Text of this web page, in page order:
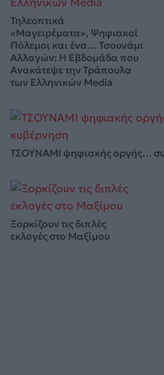
Τηλεοπτικά
«Μαγειρέματα», Ψηφιακοί
Πόλεμοι και ένα… Τσουνάμι
Αλλαγών: Η Εβδομάδα που
Ανακάτεψε την Τράπουλα
των Ελληνικών Media
ΤΣΟΥΝΑΜΙ ψηφιακής οργής…
Ξορκίζουν τις διπλές
εκλογές στο Μαξίμου